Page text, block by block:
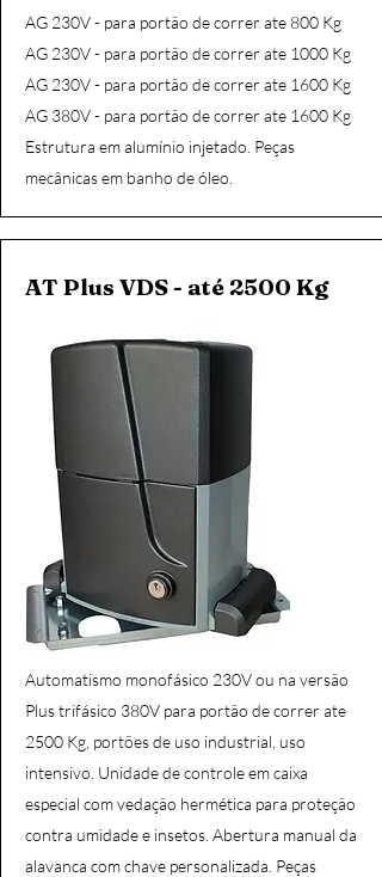
AG 230V - para portão de correr ate 800 Kg
AG 230V - para portão de correr ate 1000 Kg
AG 230V - para portão de correr ate 1600 Kg
AG 380V - para portão de correr ate 1600 Kg
Estrutura em alumínio injetado. Peças
mecânicas em banho de óleo.
AT Plus VDS - até 2500 Kg
Automatismo monofásico 230V ou na versão
Plus trifásico 380V para portão de correr ate
2500 Kg, portões de uso industrial, uso
intensivo. Unidade de controle em caixa
especial com vedação hermética para proteção
contra umidade e insetos. Abertura manual da
alavanca com chave personalizada. Peças